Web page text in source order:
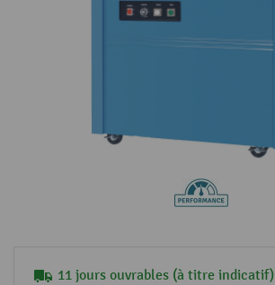
11 jours ouvrables (à titre indicatif)